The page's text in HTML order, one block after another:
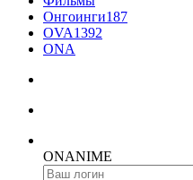
Онгоинги187
OVA1392
ONA
ONANIME